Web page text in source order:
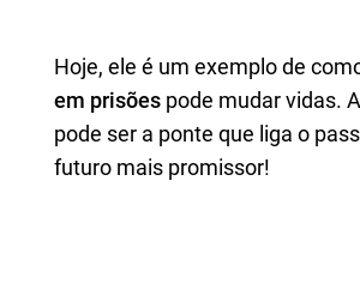
Hoje, ele é um exemplo de
em prisões pode mudar vidas.
pode ser a ponte que liga o
futuro mais promissor!